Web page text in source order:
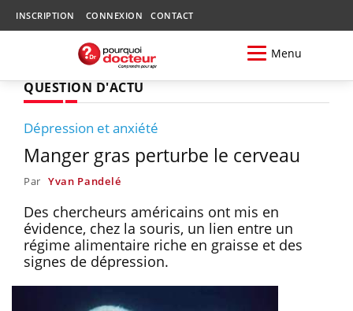
INSCRIPTION CONNEXION CONTACT
Menu
QUESTION D'ACTU
Dépression et anxiété
Manger gras perturbe le cerveau
Par Yvan Pandelé
Des chercheurs américains ont mis en
évidence, chez la souris, un lien entre un
régime alimentaire riche en graisse et des
signes de dépression.